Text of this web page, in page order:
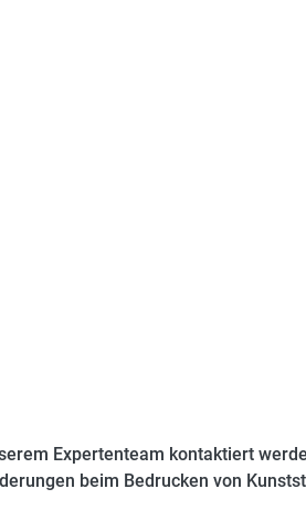
Expertenteam kontaktiert
beim Bedrucken von